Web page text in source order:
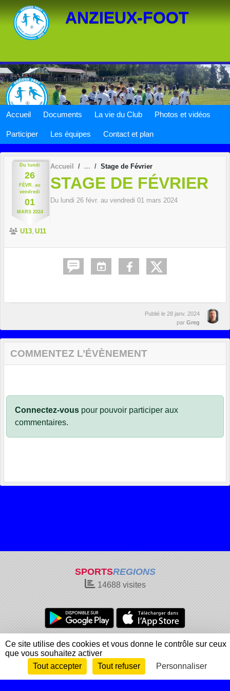
ANZIEUX-FOOT
Accueil Documents La vie du Club Photos et vidéos
Participer Les équipes Contact et plan
Du lundi
26
FÉVR.
au
vendredi
01
MARS 2024
Accueil Stage de Février
STAGE DE FÉVRIER
Du lundi 26 févr. au vendredi 01 mars 2024
U13 U11
Publié le 28 janv. 2024
par Greg
COMMENTEZ L’ÉVÈNEMENT
Connectez-vous pour pouvoir participer aux
commentaires.
SPORTSREGIONS
14688visites
Charte cookies
Gestion des cookies
Informations légales
Signaler un contenu inapproprié
Envie de participer ?
Connexion
Panneau de gestion des cookies
Ce site utilise des cookies et vous donne le contrôle sur ceux
que vous souhaitez activer
Tout accepter
Tout refuser Personnaliser